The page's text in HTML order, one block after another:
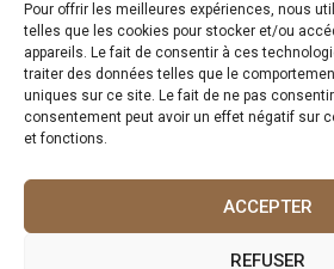
Pour offrir les meilleures expériences, nous
telles que les cookies pour stocker et/ou
appareils. Le fait de consentir à ces
traiter des données telles que le
uniques sur ce site. Le fait de ne pas
consentement peut avoir un effet négatif sur
et fonctions.
ACCEPTER
REFUSER
Mentions légales et politique
Conditions Générales de